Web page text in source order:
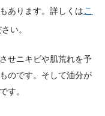
あります。詳しくはこ
い。
せニキビや肌荒れを予
のです。そして油分が
す。